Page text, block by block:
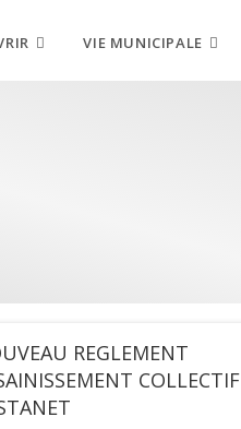
VIE MUNICIPALE
REGLEMENT
COLLECTIF